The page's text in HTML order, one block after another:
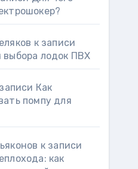
к записи
выбора лодок ПВХ
Как
помпу для
к записи
как